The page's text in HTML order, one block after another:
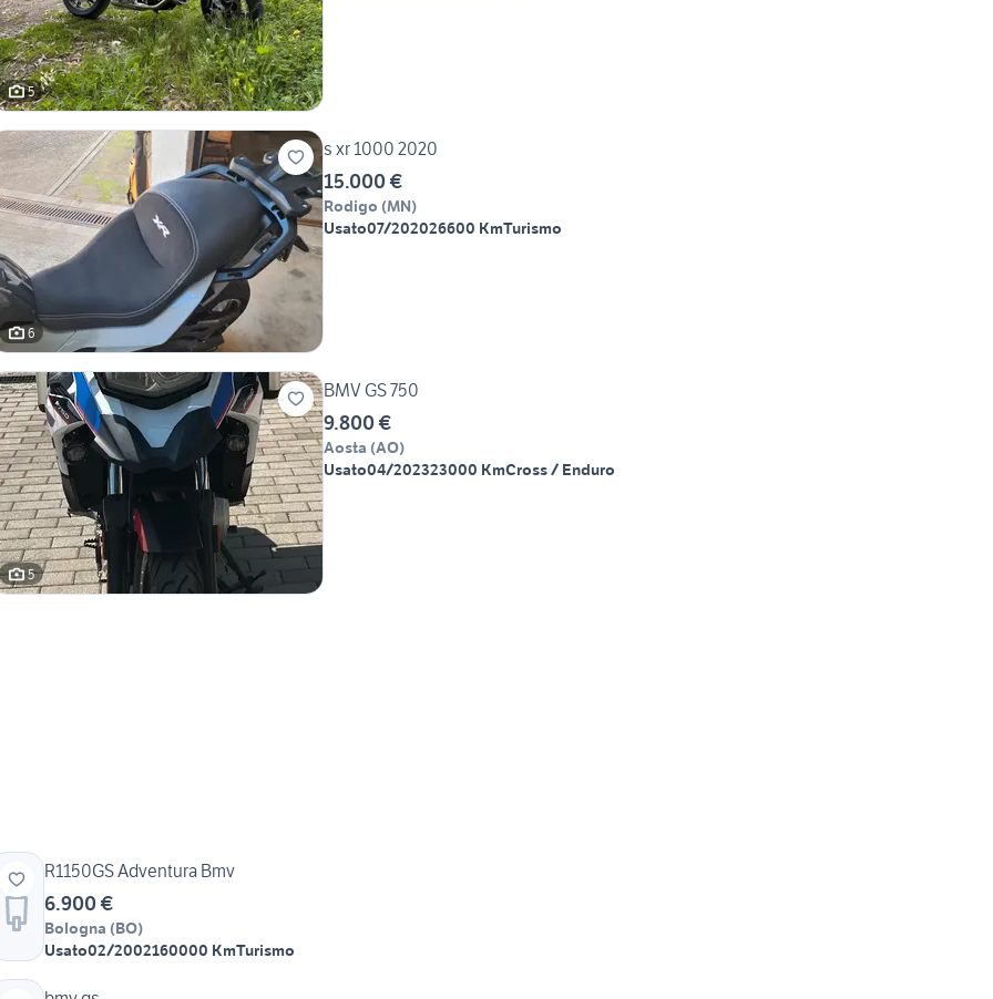
5
6
s xr 1000 2020
15.000 €
Rodigo (MN)
Usato07/202026600 KmTurismo
5
BMV GS 750
9.800 €
Aosta (AO)
Usato04/202323000 KmCross / Enduro
R1150GS Adventura Bmv
6.900 €
Bologna (BO)
Usato02/2002160000 KmTurismo